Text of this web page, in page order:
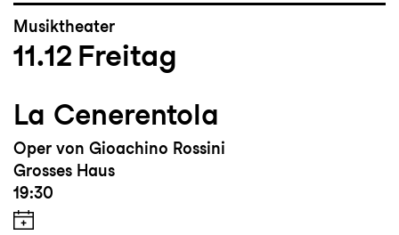
Musiktheater
11.12 Freitag
La Cenerentola
Oper von Gioachino Rossini
Grosses Haus
19:30